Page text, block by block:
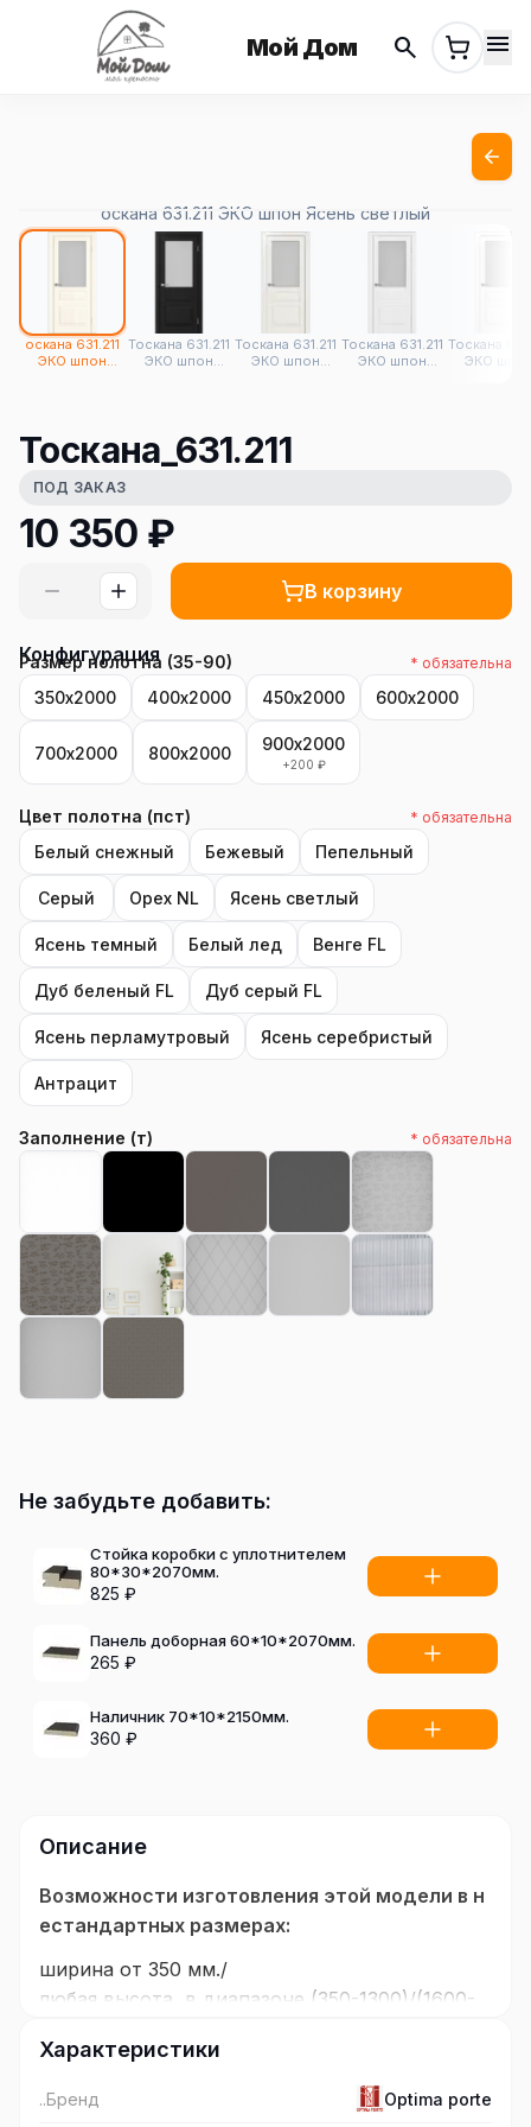
Мой Дом search menu
оскана 631.211 ЭКО шпон Ясень светлый
оскана 631.211
ЭКО шпон
Тоскана 631.211
ЭКО шпон
Тоскана 631.211
ЭКО шпон
Тоскана 631.211
ЭКО шпон
Тоскана
ЭКО
Тоскана_631.211
ПОД ЗАКАЗ
10 350 ₽
В корзину
Конфигурация
Размер полотна (35-90) * обязательна
350х2000 400х2000 450х2000 600х2000
700х2000 800х2000 900х2000
+200 ₽
Цвет полотна (пст) * обязательна
Белый снежный Бежевый Пепельный
Серый Орех NL Ясень светлый
Ясень темный Белый лед Венге FL
Дуб беленый FL Дуб серый FL
Ясень перламутровый Ясень серебристый
Антрацит
Заполнение (т) * обязательна
Не забудьте добавить:
Стойка коробки с уплотнителем
80*30*2070мм.
825 ₽
Панель доборная 60*10*2070мм.
265 ₽
Наличник 70*10*2150мм.
360 ₽
Описание
Возможности изготовления этой модели в н
естандартных размерах:
ширина от 350 мм./
любая высота, в диапазоне (350-1300)/(1600-
Эко Шпон, полимерный материал с защитным
Характеристики
..Бренд Optima porte